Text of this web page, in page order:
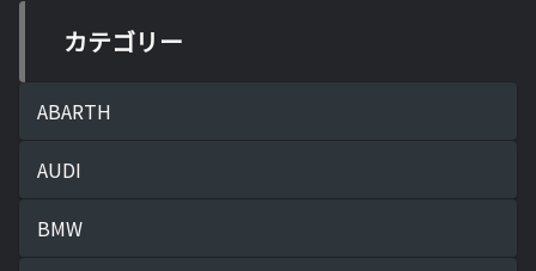
カテゴリー
ABARTH
AUDI
BMW